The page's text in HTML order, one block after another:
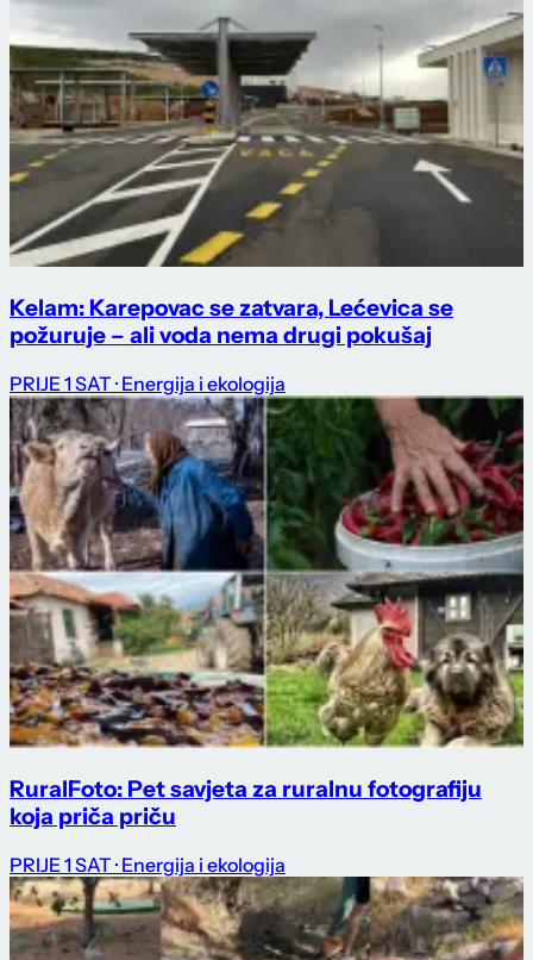
Kelam: Karepovac se zatvara, Lećevica se
požuruje – ali voda nema drugi pokušaj
PRIJE 1 SAT · Energija i ekologija
RuralFoto: Pet savjeta za ruralnu fotografiju
koja priča priču
PRIJE 1 SAT · Energija i ekologija